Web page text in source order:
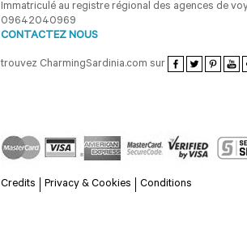
Immatriculé au registre régional des agences de
09642040969
CONTACTEZ NOUS
trouvez CharmingSardinia.com sur
Credits Privacy & Cookies Conditions